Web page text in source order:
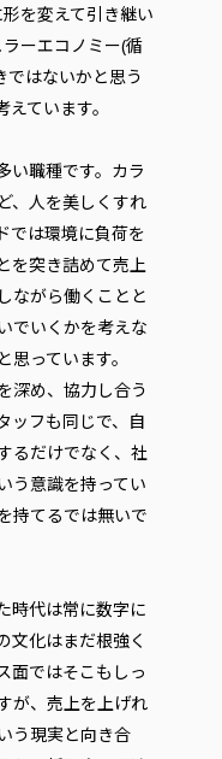
を変えて引き継い
ーエコノミー(循
ではないかと思う
ています。
い職種です。カラ
、人を美しくすれ
では環境に負荷を
を突き詰めて売上
ながら働くことと
でいくかを考えな
っています。
深め、協力し合う
ッフも同じで、自
るだけでなく、社
う意識を持ってい
持てるでは無いで
時代は常に数字に
文化はまだ根強く
面ではそこもしっ
が、売上を上げれ
う現実と向き合